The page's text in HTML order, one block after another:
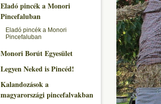
Eladó pincék a Monori
Pincefaluban
Eladó pincék a Monori
Pincefaluban
Monori Borút Egyesület
Legyen Neked is Pincéd!
Kalandozások a
magyarországi pincefalvakban